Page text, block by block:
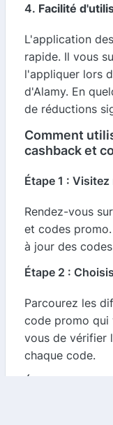
4. Facilité
L'application
rapide. Il vous
l'appliquer lors
d'Alamy. En
de réductions
Comment
cashback et
Étape 1 :
Rendez-vous
et codes
à jour des
Étape 2 :
Parcourez les
code promo qui
vous de vérifier
chaque code.
Étape 3 :